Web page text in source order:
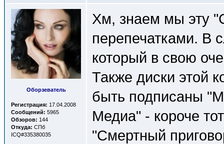
Оборзеватель
Регистрация: 17.04.2008
Сообщений: 5965
Обзоров: 144
Откуда: СПб
ICQ#335380035
Хм, знаем мы эту
перепечатками. В
который в свою
Также диски этой
быть подписаны
Медиа" - короче
"Смертный